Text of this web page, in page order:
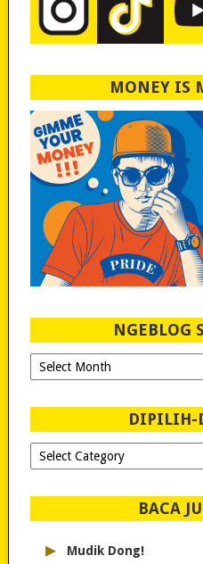
MONEY IS
NGEBLOG
Ngeblog
Sejak
DIPILIH-
Dipilih-
dipilih..
BACA
▸ Mudik Dong!